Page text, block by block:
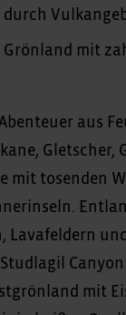
Grönland mit
aus
Gletscher,
mit tosenden
Lavafeldern
mit